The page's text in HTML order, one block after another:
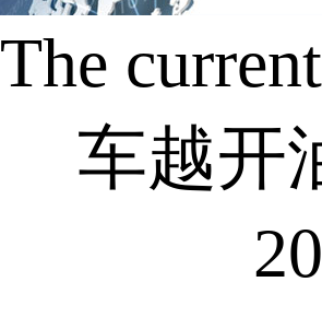
The
车越开